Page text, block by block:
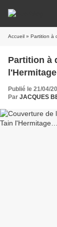
Accueil » Partition à
Partition à
Publié le 21/04/
Par JACQUES